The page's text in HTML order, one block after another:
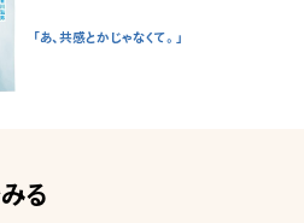
「あ、共感とかじゃなくて。」
る